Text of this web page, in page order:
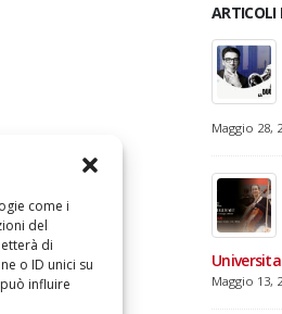
come i
del
di
o ID unici su
influire
ARTICOLI
5 ottobre 2026 – “Jannacci… e
anni di Fondazione TOG
Giugno 15, 2026
18 e 19 dicembre 2026 –
Doppio gospel benefico per
Maggio 28,
Maggio 13,